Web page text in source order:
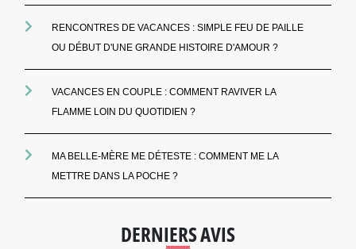
RENCONTRES DE VACANCES : SIMPLE FEU DE PAILLE
OU DÉBUT D'UNE GRANDE HISTOIRE D'AMOUR ?
VACANCES EN COUPLE : COMMENT RAVIVER LA
FLAMME LOIN DU QUOTIDIEN ?
MA BELLE-MÈRE ME DÉTESTE : COMMENT ME LA
METTRE DANS LA POCHE ?
DERNIERS AVIS